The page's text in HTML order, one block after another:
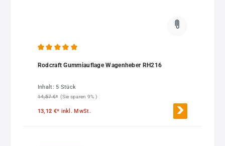
Rodcraft Gummiauflage Wagenheber RH216
Inhalt: 5 Stück
14,57 €* (Sie sparen 9% )
13,12 €* inkl. MwSt.